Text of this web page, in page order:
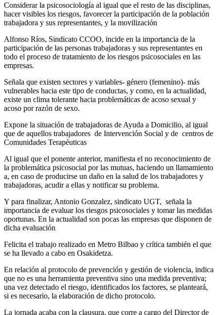
Considerar la psicosociología al igual que el resto de las disciplinas,
hacer visibles los riesgos, favorecer la participación de la población
trabajadora y sus representantes, y la movilización
Alfonso Ríos, Sindicato CCOO, incide en la importancia de la
participación de las personas trabajadoras y sus representantes en
todo el proceso de tratamiento de los riesgos psicosociales en las
empresas.
Señala que existen sectores y variables- género (femenino)- más
vulnerables hacia este tipo de conductas, y como, en la actualidad,
existe un clima tolerante hacia problemáticas de acoso sexual y
acoso por razón de sexo.
Expone la situación de trabajadoras de Ayuda a Domicilio, al igual
que de aquellos trabajadores de Intervención Social y de centros de
Comunidades Terapéuticas
Al igual que el ponente anterior, manifiesta el no reconocimiento de
la problemática psicosocial por las mutuas, haciendo un llamamiento
a, en caso de producirse un daño en la salud de los trabajadores y
trabajadoras, acudir a ellas y notificar su problema.
Y para finalizar, Antonio Gonzalez, sindicato UGT, señala la
importancia de evaluar los riesgos psicosociales y tomar las medidas
oportunas. En la actualidad son pocas las empresas que disponen de
dicha evaluación
Felicita el trabajo realizado en Metro Bilbao y crítica también el que
se ha llevado a cabo en Osakidetza.
En relación al protocolo de prevención y gestión de violencia, indica
que no es una herramienta preventiva sino una medida preventiva;
una vez detectado el riesgo, identificados los factores, se planteará,
si es necesario, la elaboración de dicho protocolo.
La jornada acaba con la clausura, que corre a cargo del Director de